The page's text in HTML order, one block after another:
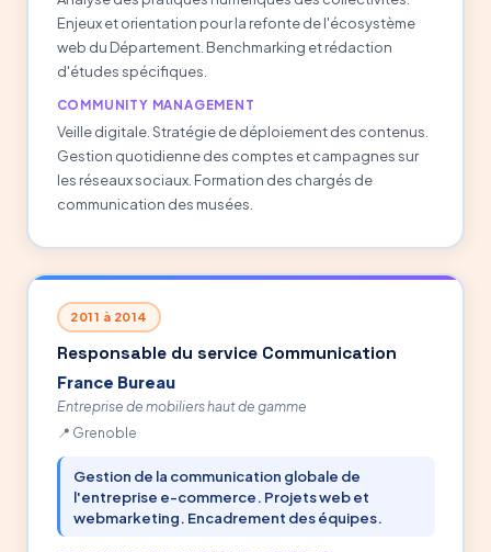
Enjeux et orientation pour la refonte de l'écosystème
web du Département. Benchmarking et rédaction
d'études spécifiques.
COMMUNITY MANAGEMENT
Veille digitale. Stratégie de déploiement des contenus.
Gestion quotidienne des comptes et campagnes sur
les réseaux sociaux. Formation des chargés de
communication des musées.
2011 à 2014
Responsable du service Communication
France Bureau
Entreprise de mobiliers haut de gamme
Grenoble
Gestion de la communication globale de
l'entreprise e-commerce. Projets web et
webmarketing. Encadrement des équipes.